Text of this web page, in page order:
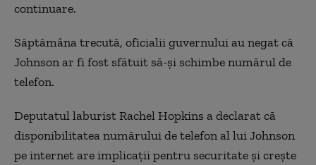
continuare.
Săptămâna trecută, oficialii guvernului au negat că
Johnson ar fi fost sfătuit să-și schimbe numărul de
telefon.
Deputatul laburist Rachel Hopkins a declarat că
disponibilitatea numărului de telefon al lui Johnson
pe internet are implicații pentru securitate și crește